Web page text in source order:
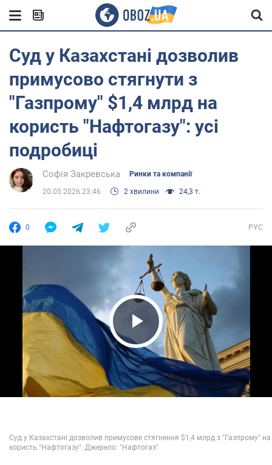
Суд у Казахстані дозволив
примусово стягнути з
"Газпрому" $1,4 млрд на
користь "Нафтогазу": усі
подробиці
Софія Закревська Ринки та компанії
20.05.2026 23:46 2 хвилини 24,3 т.
0 РУС
Play Video